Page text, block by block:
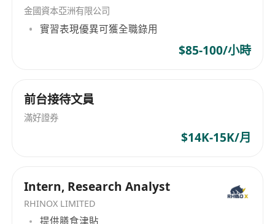
任職要求：
3. 精通電力衍生工具定價（電力期貨、差價合約
CFD）
4. 熟練使用Python/MATLAB進行量化分析，掌握
6. 抗壓能力強
金國資本亞洲有限公司
實習表現優異可獲全職錄用
$85-100/小時
前台接待文員
滿好證券
$14K-15K/月
Intern, Research Analyst
RHINOX LIMITED
提供膳食津貼